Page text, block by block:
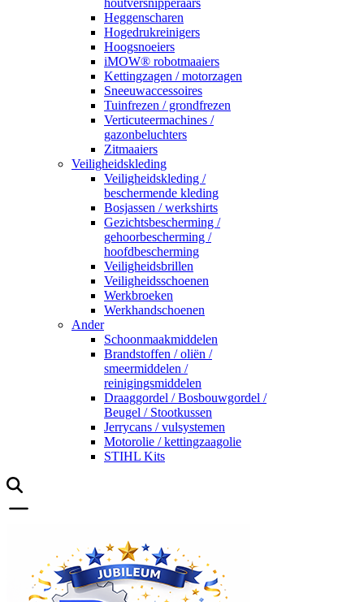
houtversnipperaars
Heggenscharen
Hogedrukreinigers
Hoogsnoeiers
iMOW® robotmaaiers
Kettingzagen / motorzagen
Sneeuwaccessoires
Tuinfrezen / grondfrezen
Verticuteermachines /
gazonbeluchters
Zitmaaiers
Veiligheidskleding
Veiligheidskleding /
beschermende kleding
Bosjassen / werkshirts
Gezichtsbescherming /
gehoorbescherming /
hoofdbescherming
Veiligheidsbrillen
Veiligheidsschoenen
Werkbroeken
Werkhandschoenen
Ander
Schoonmaakmiddelen
Brandstoffen / oliën /
smeermiddelen /
reinigingsmiddelen
Draaggordel / Bosbouwgordel /
Beugel / Stootkussen
Jerrycans / vulsystemen
Motorolie / kettingzaagolie
STIHL Kits